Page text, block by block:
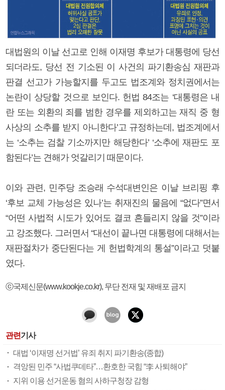
대법원의 이날 선고로 인해 이재명 후보가 대통령에 당선
되더라도, 당선 전 기소된 이 사건의 파기환송심 재판과
판결 선고가 가능할지를 두고도 법조계와 정치권에서는
논란이 상당할 것으로 보인다. 헌법 84조는 ‘대통령은 내
란 또는 외환의 죄를 범한 경우를 제외하고는 재직 중 형
사상의 소추를 받지 아니한다’고 규정하는데, 법조계에서
는 ‘소추는 검찰 기소까지만 해당한다’ ‘소추에 재판도 포
함된다’는 견해가 엇갈리기 때문이다.
이와 관련, 민주당 조승래 수석대변인은 이날 브리핑 후
‘후보 교체 가능성은 있나’는 취재진의 물음에 “없다”면서
“어떤 사법적 시도가 있어도 결코 흔들리지 않을 것”이라
고 강조했다. 그러면서 “대선이 끝나면 대통령에 대해서는
재판절차가 중단된다는 게 헌법학계의 통설”이라고 덧붙
였다.
ⓒ국제신문(www.kookje.co.kr), 무단 전재 및 재배포 금지
관련기사
대법 ‘이재명 선거법’ 유죄 취지 파기환송(종합)
격앙된 민주 “사법쿠데타”…환호한 국힘 “李 사퇴해야”
지위 이용 선거운동 혐의 사하구청장 감형